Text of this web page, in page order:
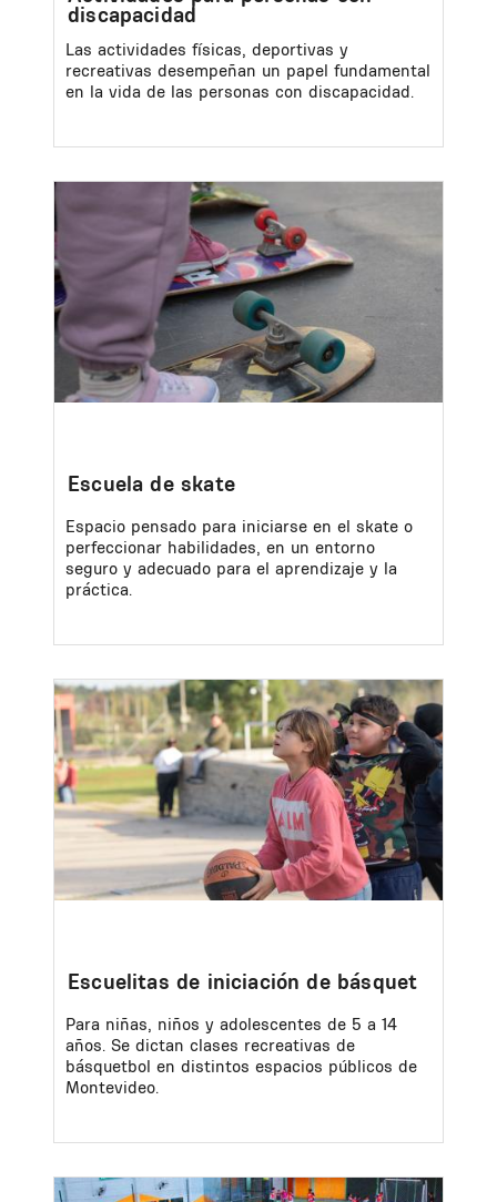
discapacidad
Las actividades físicas, deportivas y
recreativas desempeñan un papel fundamental
en la vida de las personas con discapacidad.
Image
Escuela de skate
Espacio pensado para iniciarse en el skate o
perfeccionar habilidades, en un entorno
seguro y adecuado para el aprendizaje y la
práctica.
Image
Escuelitas de iniciación de básquet
Para niñas, niños y adolescentes de 5 a 14
años. Se dictan clases recreativas de
básquetbol en distintos espacios públicos de
Montevideo.
Image